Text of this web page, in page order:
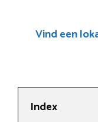
Vind een
Index